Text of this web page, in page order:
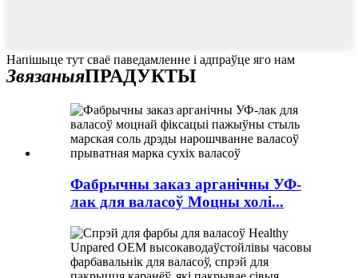
Напішыце тут сваё паведамленне і адпраўце яго нам
ЗвязаныяПРАДУКТЫ
Фабрычны заказ арганічны УФ-
лак для валасоў Моцны холі...